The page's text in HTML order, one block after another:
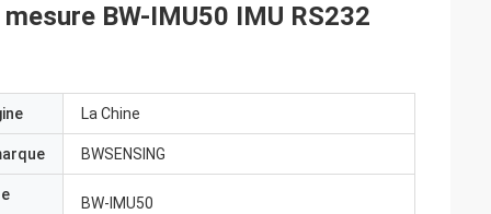
BW-IMU50 IMU RS232
La Chine
BWSENSING
BW-IMU50